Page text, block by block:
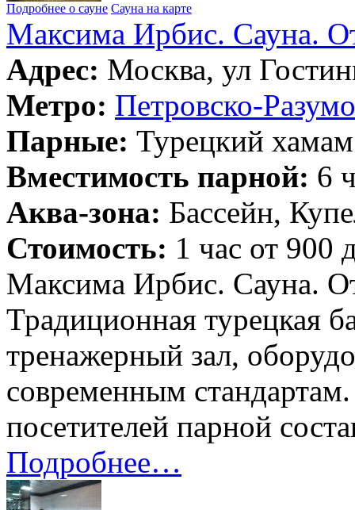
Подробнее о сауне Сауна на карте
Максима Ирбис. Сауна.
Адрес: Москва, ул
Метро: Петровско-
Парные: Турецкий хамам
Вместимость парной: 6
Аква-зона: Бассейн,
Стоимость: 1 час от 900
Максима Ирбис. Сауна.
Традиционная турецкая
тренажерный зал,
современным
посетителей парной
Подробнее…